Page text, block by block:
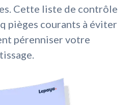
Cette liste de contrôle
pièges courants à éviter
pérenniser votre